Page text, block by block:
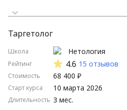
Сначала дорогие
Стартуют скоро
Школы от А до Я
Таргетолог
Школа
Рейтинг
Стоимость
Старт курса
Длительность
Нетология
4.6 15 отзывов
68 400 ₽
3 мес.
10 марта 2026